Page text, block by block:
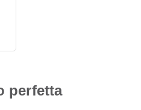
perfetta